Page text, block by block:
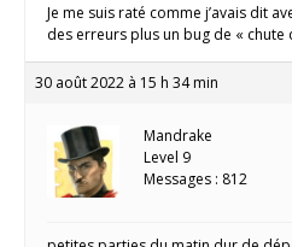
Je me suis raté comme j’avais dit
des erreurs plus un bug de « chute
30 août 2022 à 15 h 34 min
Mandrake
Level 9
Messages : 812